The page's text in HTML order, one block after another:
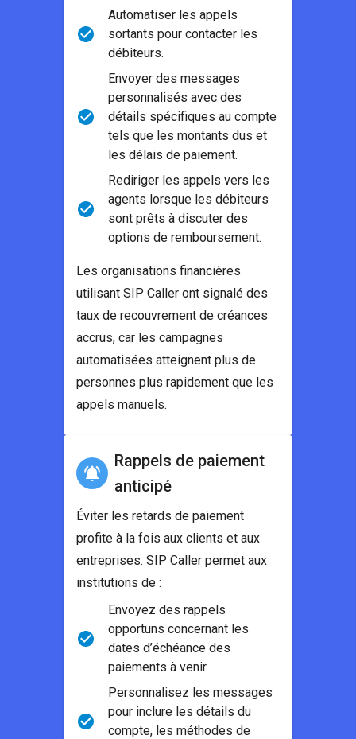
Automatiser les appels
sortants pour contacter les
débiteurs.
Envoyer des messages
personnalisés avec des
détails spécifiques au compte
tels que les montants dus et
les délais de paiement.
Rediriger les appels vers les
agents lorsque les débiteurs
sont prêts à discuter des
options de remboursement.
Les organisations financières
utilisant SIP Caller ont signalé des
taux de recouvrement de créances
accrus, car les campagnes
automatisées atteignent plus de
personnes plus rapidement que les
appels manuels.
Rappels de paiement
anticipé
Éviter les retards de paiement
profite à la fois aux clients et aux
entreprises. SIP Caller permet aux
institutions de :
Envoyez des rappels
opportuns concernant les
dates d’échéance des
paiements à venir.
Personnalisez les messages
pour inclure les détails du
compte, les méthodes de